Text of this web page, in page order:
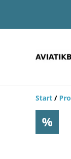
Start /
%